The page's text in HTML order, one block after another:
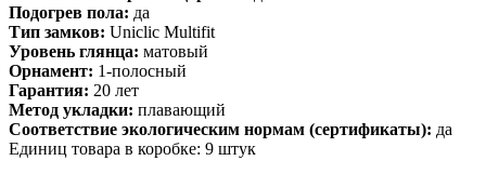
Подогрев пола: да
Тип замков: Uniclic Multifit
Уровень глянца: матовый
Орнамент: 1-полосный
Гарантия: 20 лет
Метод укладки: плавающий
Соответствие экологическим нормам (сертификаты): да
Единиц товара в коробке: 9 штук